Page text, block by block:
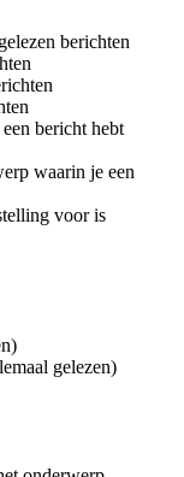
berichten
bericht hebt
waarin je een
voor is
gelezen)